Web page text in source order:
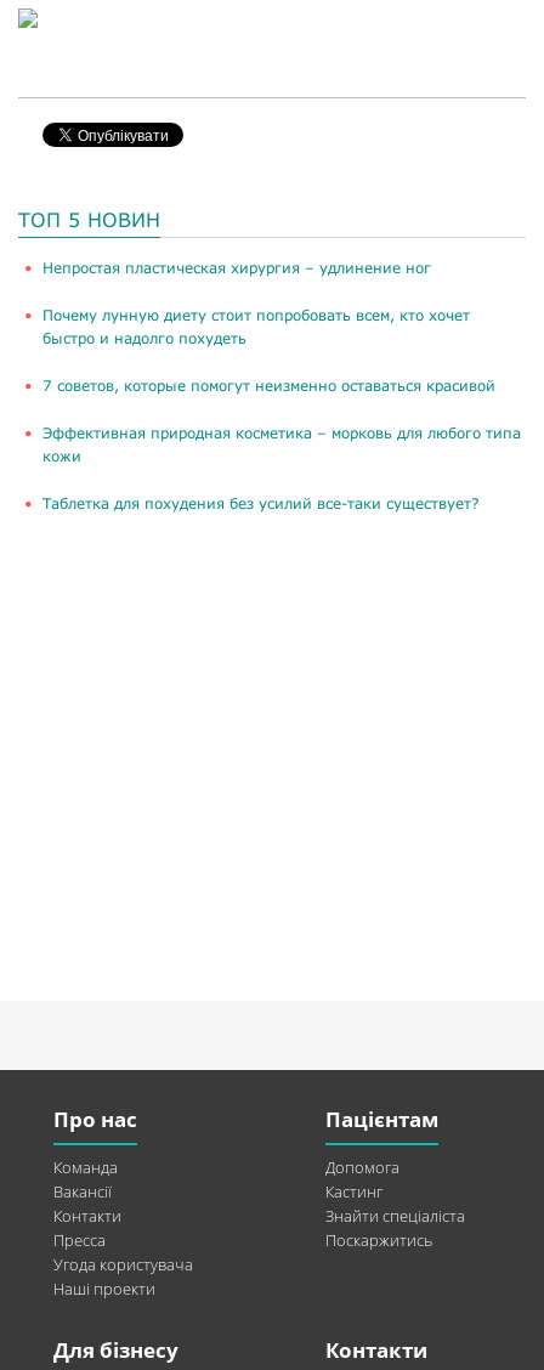
ТОП 5 НОВИН
​Непростая пластическая хирургия – удлинение ног
Почему лунную диету стоит попробовать всем, кто хочет
быстро и надолго похудеть
​7 советов, которые помогут неизменно оставаться красивой
​Эффективная природная косметика – морковь для любого типа
кожи
Таблетка для похудения без усилий все-таки существует?
Про нас
Команда
Вакансії
Контакти
Пресса
Угода користувача
Наші проекти
Пацієнтам
Допомога
Кастинг
Знайти спеціаліста
Поскаржитись
Для бізнесу Контакти